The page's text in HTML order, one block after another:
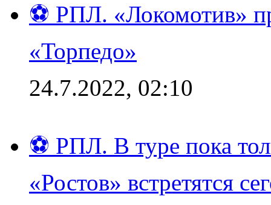
⚽ РПЛ. «Локомотив»
«Торпедо»
24.7.2022, 02:10
⚽ РПЛ. В туре пока
«Ростов» встретятся